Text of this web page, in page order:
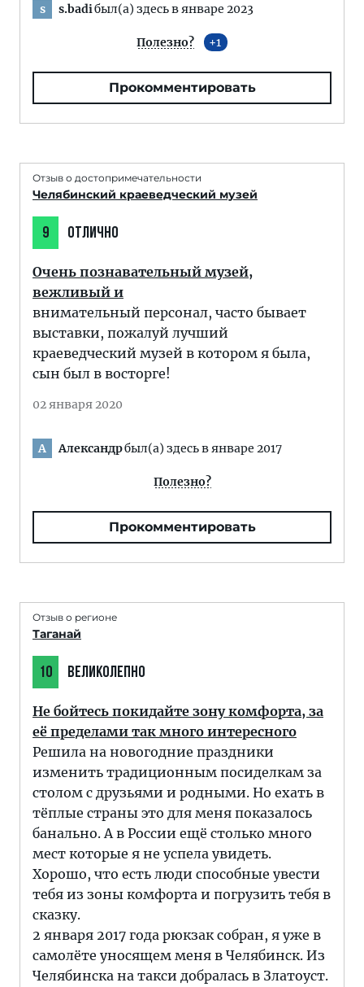
s s.badiбыл(а) здесь в январе 2023
Полезно? 1
Прокомментировать
Отзыв о достопримечательности
Челябинский краеведческий музей
9 ОТЛИЧНО
Очень познавательный музей,
вежливый и
внимательный персонал, часто бывает
выставки, пожалуй лучший
краеведческий музей в котором я была,
сын был в восторге!
02 января 2020
А Александрбыл(а) здесь в январе 2017
Полезно?
Прокомментировать
Отзыв о регионе
Таганай
10 ВЕЛИКОЛЕПНО
Не бойтесь покидайте зону комфорта, за
её пределами так много интересного
Решила на новогодние праздники
изменить традиционным посиделкам за
столом с друзьями и родными. Но ехать в
тёплые страны это для меня показалось
банально. А в России ещё столько много
мест которые я не успела увидеть.
Хорошо, что есть люди способные увести
тебя из зоны комфорта и погрузить тебя в
сказку.
2 января 2017 года рюкзак собран, я уже в
самолёте уносящем меня в Челябинск. Из
Челябинска на такси добралась в Златоуст.